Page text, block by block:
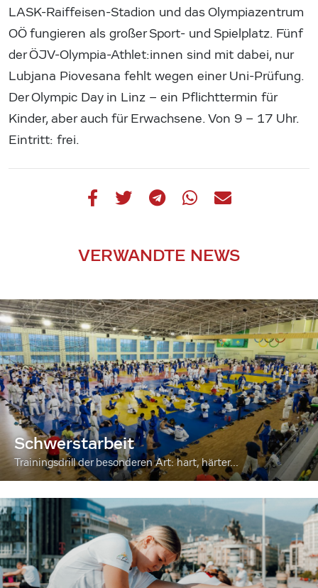
LASK-Raiffeisen-Stadion und das Olympiazentrum
OÖ fungieren als großer Sport- und Spielplatz. Fünf
der ÖJV-Olympia-Athlet:innen sind mit dabei, nur
Lubjana Piovesana fehlt wegen einer Uni-Prüfung.
Der Olympic Day in Linz – ein Pflichttermin für
Kinder, aber auch für Erwachsene. Von 9 – 17 Uhr.
Eintritt: frei.
VERWANDTE NEWS
Schwerstarbeit
Trainingsdrill der besonderen Art: hart, härter...